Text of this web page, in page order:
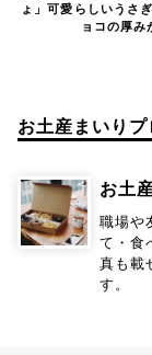
ょ」可愛らしいうさ
ョコの厚
お土産まいり
お土
職場や
て・食
真も載
す。